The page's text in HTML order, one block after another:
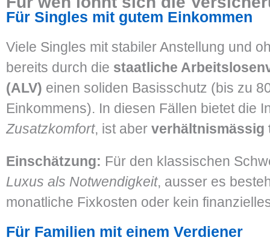
Für Singles mit gutem Einkommen
Viele Singles mit stabiler Anstellung und
bereits durch die staatliche
(ALV) einen soliden Basisschutz (bis zu
Einkommens). In diesen Fällen bietet die
Zusatzkomfort, ist aber verhältnismässig
Einschätzung: Für den klassischen
Luxus als Notwendigkeit, ausser es
monatliche Fixkosten oder kein
Für Familien mit einem Verdiener